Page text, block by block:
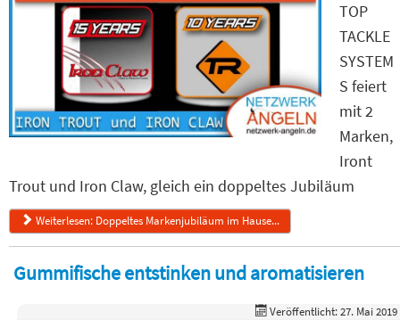
TOP
TACKLE
SYSTEM
S feiert
mit 2
Marken,
Iront
Trout und Iron Claw, gleich ein doppeltes Jubiläum
Weiterlesen: Doppeltes Markenjubiläum im Hause...
Gummifische entstinken und aromatisieren
Veröffentlicht: 27. Mai 2019